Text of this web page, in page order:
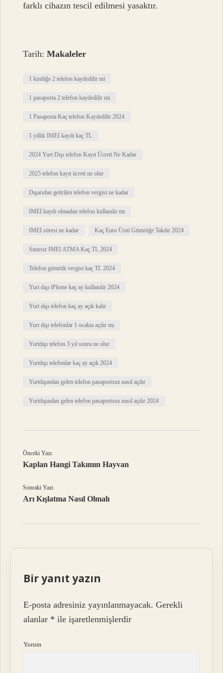
farklı cihazın tescil edilmesi yasaktır.
Tarih:Makaleler
1 kimliğe 2 telefon kaydedilir mi
1 pasaporta 2 telefon kaydedilir mi
1 Pasaporta Kaç telefon Kaydedilir 2024
1 yıllık IMEI kaydı kaç TL
2024 Yurt Dışı telefon Kayıt Ücreti Ne Kadar
2025 telefon kayıt ücreti ne olur
Dışarıdan getirilen telefon vergisi ne kadar
IMEI kaydı olmadan telefon kullanılır mı
IMEI süresi ne kadar Kaç Euro Üstü Gümrüğe Takılır 2024
Sınırsız IMEI ATMA Kaç TL 2024
Telefon gümrük vergisi kaç TL 2024
Yurt dışı iPhone kaç ay kullanılır 2024
Yurt dışı telefon kaç ay açık kalır
Yurt dışı telefonlar 1 ocakta açılır mı
Yurtdışı telefon 3 yıl sonra ne olur
Yurtdışı telefonlar kaç ay açık 2024
Yurtdışından gelen telefon pasaportsuz nasıl açılır
Yurtdışından gelen telefon pasaportsuz nasıl açılır 2024
Önceki Yazı
Kaplan Hangi Takımın Hayvan
Sonraki Yazı
Arı Kışlatma Nasıl Olmalı
Bir yanıt yazın
E-posta adresiniz yayınlanmayacak. Gerekli
alanlar * ile işaretlenmişlerdir
Yorum